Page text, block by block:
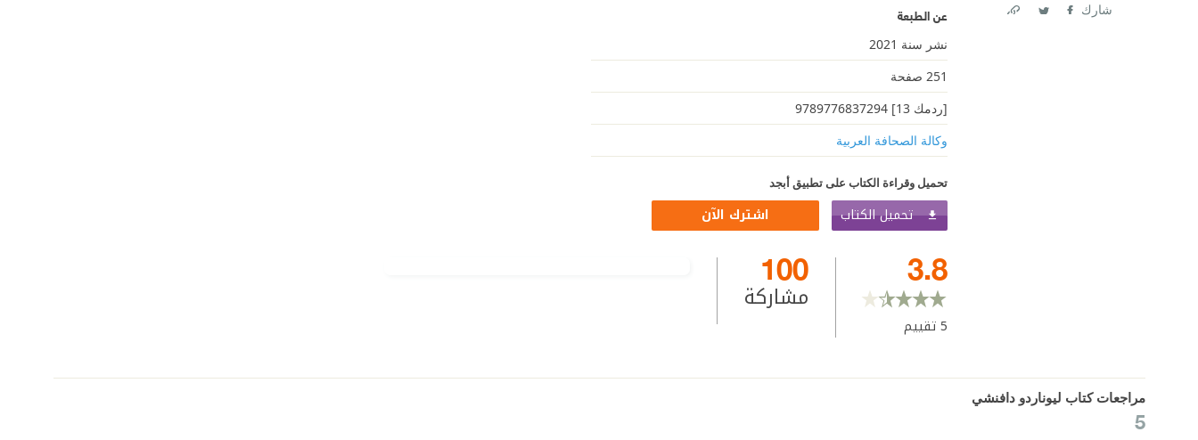
شارك
عن الطبعة
نشر سنة 2021
251 صفحة
[ردمك 13] 9789776837294
وكالة الصحافة العربية
تحميل وقراءة الكتاب على تطبيق أبجد
تحميل الكتاب اشترك الآن
3.8
5تقييم
100
مشاركة
مراجعات كتاب ليوناردو دافنشي
5